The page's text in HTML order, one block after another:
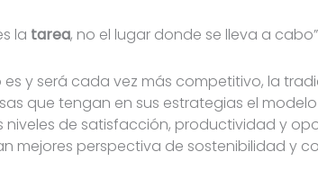
la tarea, no el lugar donde se lleva a cabo”
y será cada vez más competitivo, la
que tengan en sus estrategias el
niveles de satisfacción, productividad y
mejores perspectiva de sostenibilidad y